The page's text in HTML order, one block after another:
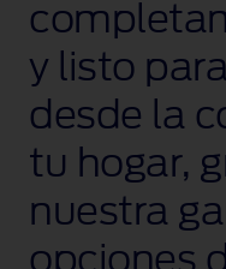
y listo
desde la
tu hogar,
nuestra
opciones